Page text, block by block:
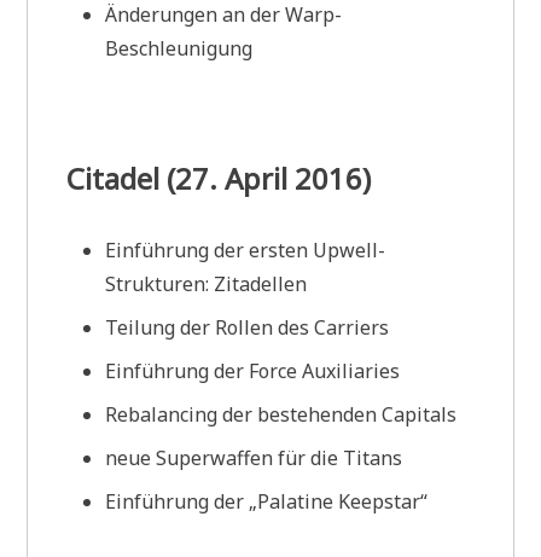
Änderungen an der Warp-
Beschleunigung
Citadel (27. April 2016)
Einführung der ersten Upwell-
Strukturen: Zitadellen
Teilung der Rollen des Carriers
Einführung der Force Auxiliaries
Rebalancing der bestehenden Capitals
neue Superwaffen für die Titans
Einführung der „Palatine Keepstar“